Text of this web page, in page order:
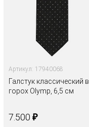
Артикул: 17940068
Галстук классический в
горох Olymp, 6,5 см
7.500 ₽